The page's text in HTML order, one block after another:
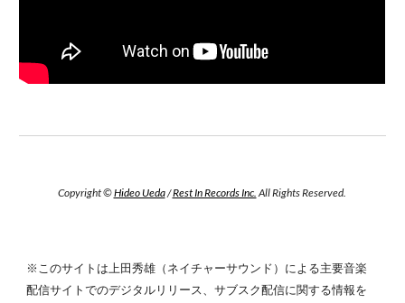
Copyright ©Hideo Ueda/Rest In Records Inc.All Rights Reserved.
※このサイトは上田秀雄（ネイチャーサウンド）による主要音楽
配信サイトでのデジタルリリース、サブスク配信に関する情報を